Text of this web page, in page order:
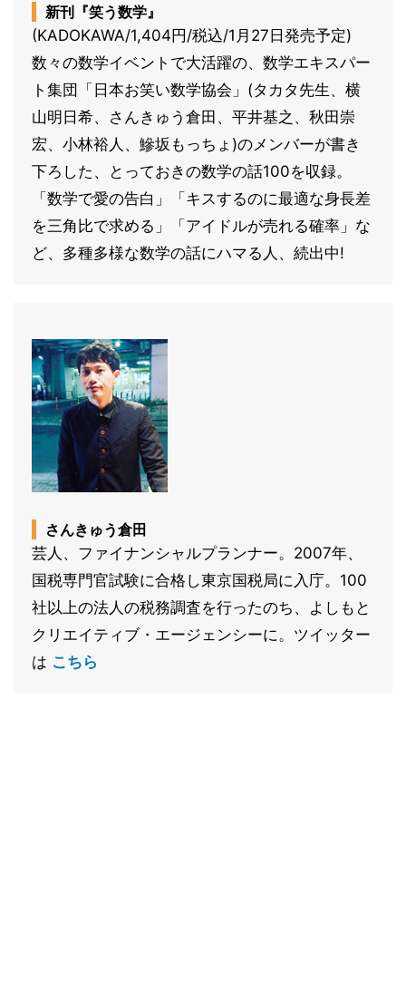
新刊『笑う数学』
(KADOKAWA/1,404円/税込/1月27日発売予定)
数々の数学イベントで大活躍の、数学エキスパー
ト集団「日本お笑い数学協会」(タカタ先生、横
山明日希、さんきゅう倉田、平井基之、秋田崇
宏、小林裕人、鰺坂もっちょ)のメンバーが書き
下ろした、とっておきの数学の話100を収録。
「数学で愛の告白」「キスするのに最適な身長差
を三角比で求める」「アイドルが売れる確率」な
ど、多種多様な数学の話にハマる人、続出中!
さんきゅう倉田
芸人、ファイナンシャルプランナー。2007年、
国税専門官試験に合格し東京国税局に入庁。100
社以上の法人の税務調査を行ったのち、よしもと
クリエイティブ・エージェンシーに。ツイッター
は こちら